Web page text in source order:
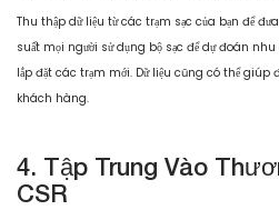
Thu thập dữ liệu từ các trạm sạc của bạn để
suất mọi người sử dụng bộ sạc để dự đoán
lắp đặt các trạm mới. Dữ liệu cũng có thể
khách hàng.
4. Tập Trung Vào
CSR